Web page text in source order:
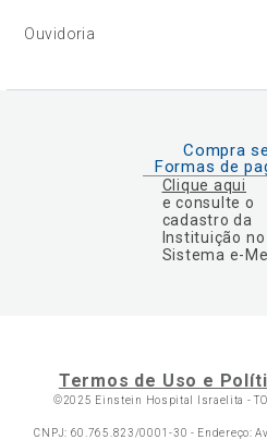
Ouvidoria
Compra
Formas de
Clique aqui
e consulte o
cadastro da
Instituição no
Sistema e-
Termos de Uso e
©2025 Einstein Hospital Israelita -
CNPJ: 60.765.823/0001-30 - Endereço: